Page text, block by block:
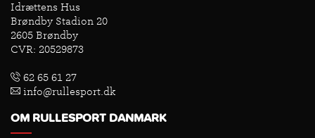
Idrættens Hus
Brøndby Stadion 20
2605 Brøndby
CVR: 20529873
62 65 61 27
info@rullesport.dk
OM RULLESPORT DANMARK